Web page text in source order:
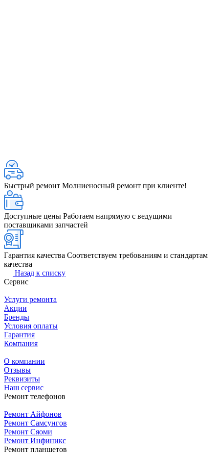
Быстрый ремонт Молниеносный ремонт при клиенте!
Доступные цены Работаем напрямую с ведущими
поставщиками запчастей
Гарантия качества Соответствуем требованиям и стандартам
качества
Назад к списку
Сервис
Услуги ремонта
Акции
Бренды
Условия оплаты
Гарантия
Компания
О компании
Отзывы
Реквизиты
Наш сервис
Ремонт телефонов
Ремонт Айфонов
Ремонт Самсунгов
Ремонт Сяоми
Ремонт Инфиникс
Ремонт планшетов